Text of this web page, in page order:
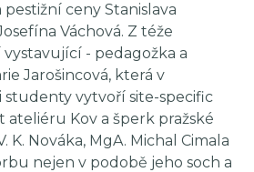
ceny Stanislava
Váchová. Z téže
- pedagožka a
Jarošincová, která v
studenty vytvoří site-specific
ateliéru Kov a šperk pražské
K. Nováka, MgA. Michal Cimala
nejen v podobě jeho soch a